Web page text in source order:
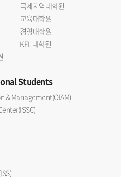
국제지역대학원
교육대학원
경영대학원
KFL 대학원
Students
& Management(OIAM)